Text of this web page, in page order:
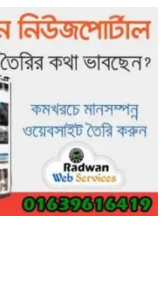
আটকে পড়া ১০ পর্যটককে উদ্ধার করল
পুলিশ ও ফায়ার সার্ভিস
গাছ না কেটে আমাদের পুড়িয়ে মারলে
ভালো হতো’: বন বিভাগের নিষ্ঠুরতায়
নিঃস্ব কৃষক